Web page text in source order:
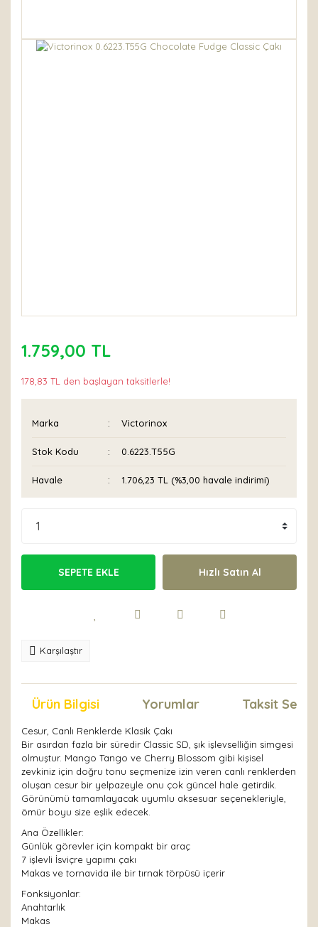
1.759,00 TL
178,83 TL den başlayan taksitlerle!
Marka Victorinox
Stok Kodu 0.6223.T55G
Havale 1.706,23 TL (%3,00 havale indirimi)
SEPETE EKLE Hızlı Satın Al
Karşılaştır
Ürün Bilgisi Yorumlar Taksit
Cesur, Canlı Renklerde Klasik Çakı
Bir asırdan fazla bir süredir Classic SD, şık işlevselliğin simgesi
olmuştur. Mango Tango ve Cherry Blossom gibi kişisel
zevkiniz için doğru tonu seçmenize izin veren canlı renklerden
oluşan cesur bir yelpazeyle onu çok güncel hale getirdik.
Görünümü tamamlayacak uyumlu aksesuar seçenekleriyle,
ömür boyu size eşlik edecek.
Ana Özellikler:
Günlük görevler için kompakt bir araç
7 işlevli İsviçre yapımı çakı
Makas ve tornavida ile bir tırnak törpüsü içerir
Fonksiyonlar:
Anahtarlık
Makas